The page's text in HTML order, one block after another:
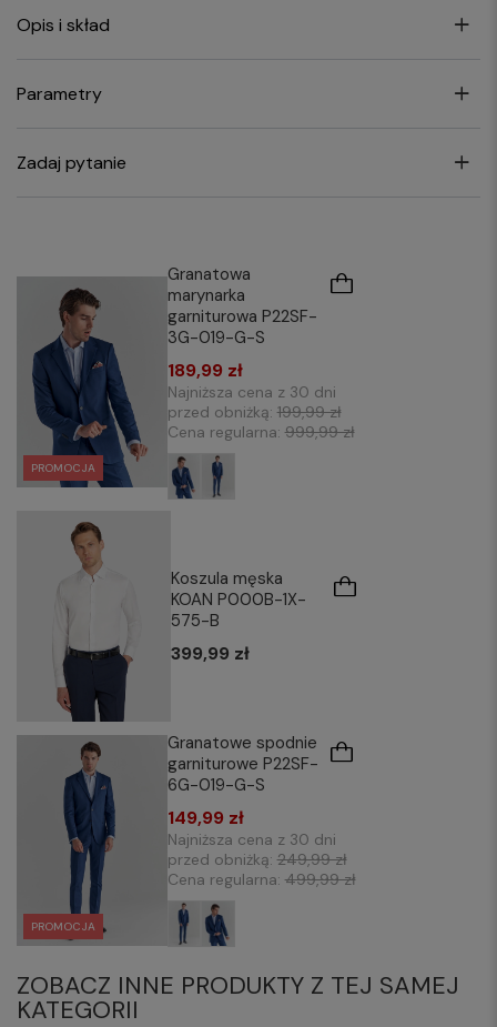
Opis i skład
Parametry
Zadaj pytanie
PROMOCJA
Granatowa
marynarka
garniturowa P22SF-
3G-019-G-S
189,99 zł
Najniższa cena z 30 dni
przed obniżką: 199,99 zł
Cena regularna: 999,99 zł
Koszula męska
KOAN P000B-1X-
575-B
399,99 zł
PROMOCJA
Granatowe spodnie
garniturowe P22SF-
6G-019-G-S
149,99 zł
Najniższa cena z 30 dni
przed obniżką: 249,99 zł
Cena regularna: 499,99 zł
ZOBACZ INNE PRODUKTY Z TEJ SAMEJ
KATEGORII